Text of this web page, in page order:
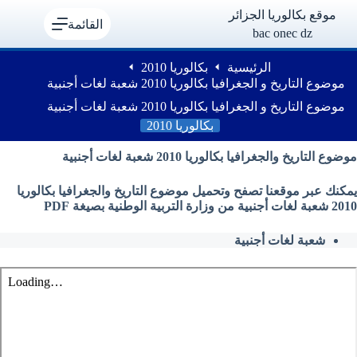
موقع بكالوريا الجزائر
bac onec dz
القائمة
الرئيسية
بكالوريا 2010
موضوع التاريخ و الجغرافيا بكالوريا 2010 شعبة لغات أجنبية
موضوع التاريخ و الجغرافيا بكالوريا 2010 شعبة لغات أجنبية
بكالوريا 2010
موضوع التاريخ والجغرافيا بكالوريا 2010 شعبة لغات أجنبية
يمكنك عبر موقعنا تصفح وتحميل موضوع التاريخ والجغرافيا بكالوريا
2010 شعبة لغات أجنبية من وزارة التربية الوطنية بصيغة PDF
شعبة لغات أجنبية